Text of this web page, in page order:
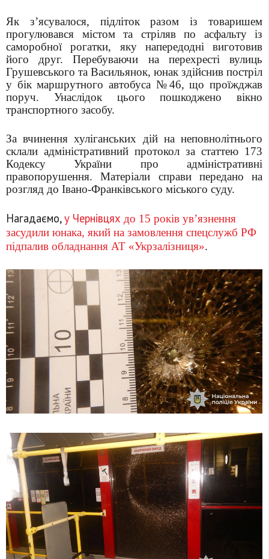
Як з’ясувалося, підліток разом із товаришем
прогулювався містом та стріляв по асфальту із
саморобної рогатки, яку напередодні виготовив
його друг. Перебуваючи на перехресті вулиць
Грушевського та Васильянок, юнак здійснив постріл
у бік маршрутного автобуса №46, що проїжджав
поруч. Унаслідок цього пошкоджено вікно
транспортного засобу.
За вчинення хуліганських дій на неповнолітнього
склали адміністративний протокол за статтею 173
Кодексу України про адміністративні
правопорушення. Матеріали справи передано на
розгляд до Івано-Франківського міського суду.
Нагадаємо,у Чернівцях до 15 років ув’язнення
засудили юнака, який на замовлення спецслужб РФ
підпалив обладнання АТ «Укрзалізниця».